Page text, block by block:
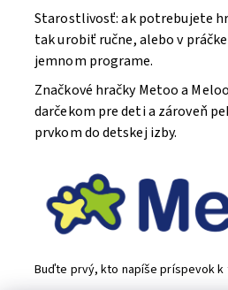
Starostlivosť: ak potrebujete
tak urobiť ručne, alebo v práčke
jemnom programe.
Značkové hračky Metoo a
darčekom pre deti a zároveň
prvkom do detskej izby.
Buďte prvý, kto napíše príspevok